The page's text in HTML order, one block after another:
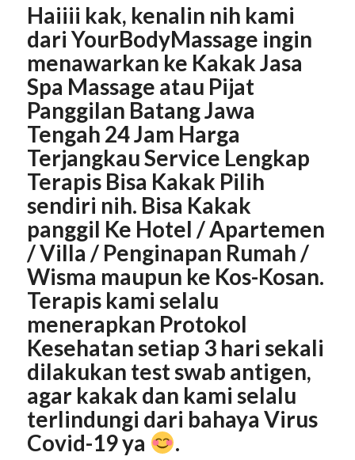
Haiiii kak, kenalin nih kami
dari YourBodyMassage ingin
menawarkan ke Kakak Jasa
Spa Massage atau Pijat
Panggilan Batang Jawa
Tengah 24 Jam Harga
Terjangkau Service Lengkap
Terapis Bisa Kakak Pilih
sendiri nih. Bisa Kakak
panggil Ke Hotel / Apartemen
/ Villa / Penginapan Rumah /
Wisma maupun ke Kos-Kosan.
Terapis kami selalu
menerapkan Protokol
Kesehatan setiap 3 hari sekali
dilakukan test swab antigen,
agar kakak dan kami selalu
terlindungi dari bahaya Virus
Covid-19 ya
.